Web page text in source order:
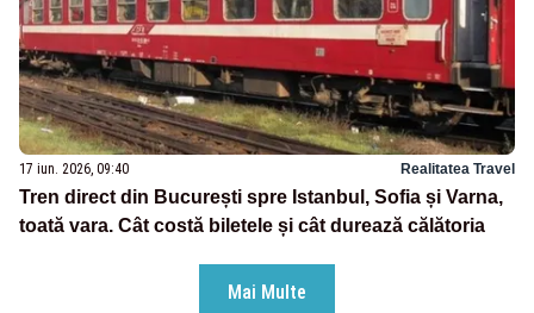
17 iun. 2026, 09:40 Realitatea Travel
Tren direct din București spre Istanbul, Sofia și Varna,
toată vara. Cât costă biletele și cât durează călătoria
Mai Multe